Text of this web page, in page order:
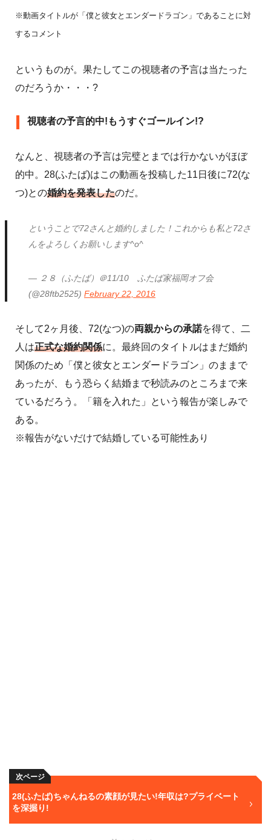
※動画タイトルが「僕と彼女とエンダードラゴン」であることに対
するコメント
というものが。果たしてこの視聴者の予言は当たった
のだろうか・・・?
視聴者の予言的中!もうすぐゴールイン!?
なんと、視聴者の予言は完璧とまでは行かないがほぼ
的中。28(ふたば)はこの動画を投稿した11日後に72(な
つ)との婚約を発表したのだ。
ということで72さんと婚約しました！これからも私と72さ
んをよろしくお願いします^o^
— ２８（ふたば）＠11/10 ふたば家福岡オフ会
(@28ftb2525)February 22, 2016
そして2ヶ月後、72(なつ)の両親からの承諾を得て、二
人は正式な婚約関係に。最終回のタイトルはまだ婚約
関係のため「僕と彼女とエンダードラゴン」のままで
あったが、もう恐らく結婚まで秒読みのところまで来
ているだろう。「籍を入れた」という報告が楽しみで
ある。
※報告がないだけで結婚している可能性あり
次ページ
28(ふたば)ちゃんねるの素顔が見たい!年収は?プライベート
を深掘り!